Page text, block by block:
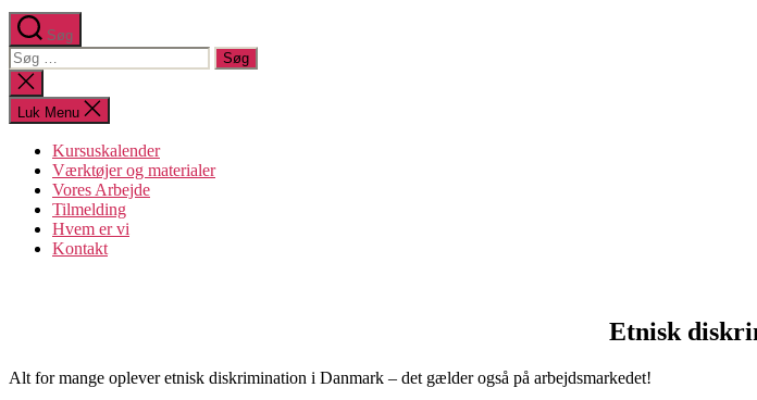
Søg
Søg
efter:
Luk
søgning
Luk Menu
Kursuskalender
Værktøjer og materialer
Vores Arbejde
Tilmelding
Hvem er vi
Kontakt
Etnisk
Alt for mange oplever etnisk diskrimination i Danmark – det gælder også på arbejdsmarkedet!